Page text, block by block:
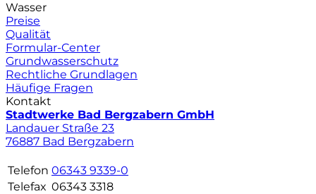
Wasser
Preise
Qualität
Formular-Center
Grundwasserschutz
Rechtliche Grundlagen
Häufige Fragen
Kontakt
Stadtwerke Bad Bergzabern GmbH
Landauer Straße 23
76887 Bad Bergzabern
Telefon 06343 9339-0
Telefax 06343 3318